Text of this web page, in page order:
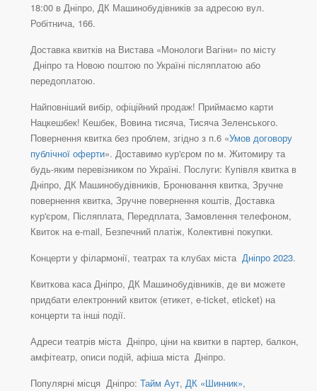
18:00 в Дніпро, ДК Машинобудівників за адресою вул.
Робітнича, 166.
Доставка квитків на Вистава «Монологи Вагіни» по місту
Дніпро та Новою поштою по Україні післяплатою або
передоплатою.
Найповніший вибір, офіційний продаж! Приймаємо карти
Нацкешбек! Кешбек, Вовина тисяча, Тисяча Зеленського.
Повернення квитка без проблем, згідно з п.6 «Умов договору
публічної оферти». Доставимо кур'єром по м. Житомиру та
будь-яким перевізником по Україні. Послуги: Купівля квитка в
Дніпро, ДК Машинобудівників, Бронювання квитка, Зручне
повернення квитка, Зручне повернення коштів, Доставка
кур'єром, Післяплата, Передплата, Замовлення телефоном,
Квиток на e-mail, Безпечний платіж, Колективні покупки.
Концерти у філармонії, театрах та клубах міста Дніпро 2023.
Квиткова каса Дніпро, ДК Машинобудівників, де ви можете
придбати електронний квиток (етикет, e-ticket, eticket) на
концерти та інші події.
Адреси театрів міста Дніпро, ціни на квитки в партер, балкон,
амфітеатр, описи подій, афіша міста Дніпро.
Популярні місця Дніпро: Тайм Аут, ДК «Шинник»,